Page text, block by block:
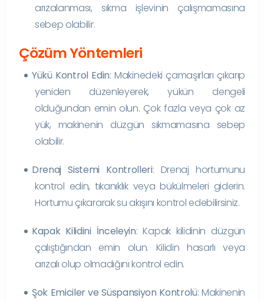
arızalanması, sıkma işlevinin çalışmamasına
sebep olabilir.
Çözüm Yöntemleri
Yükü Kontrol Edin: Makinedeki çamaşırları çıkarıp
yeniden düzenleyerek, yükün dengeli
olduğundan emin olun. Çok fazla veya çok az
yük, makinenin düzgün sıkmamasına sebep
olabilir.
Drenaj Sistemi Kontrolleri: Drenaj hortumunu
kontrol edin, tıkanıklık veya bükülmeleri giderin.
Hortumu çıkararak su akışını kontrol edebilirsiniz.
Kapak Kilidini İnceleyin: Kapak kilidinin düzgün
çalıştığından emin olun. Kilidin hasarlı veya
arızalı olup olmadığını kontrol edin.
Şok Emiciler ve Süspansiyon Kontrolü: Makinenin